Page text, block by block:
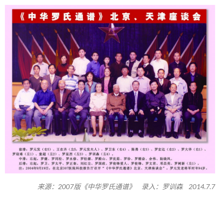
来源：2007版《中华罗氏通谱》 录入：罗训森 2014.7.7